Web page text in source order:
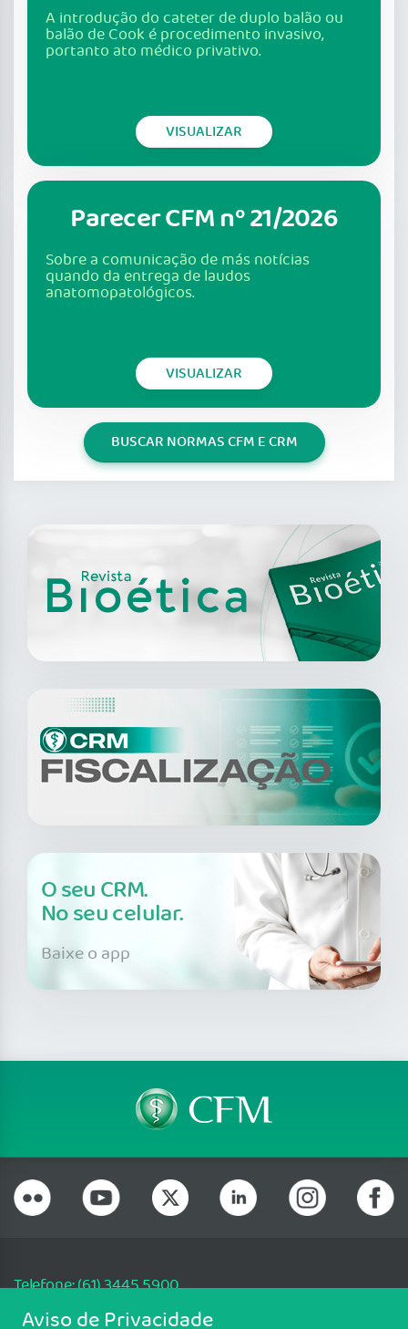
A introdução do cateter de duplo balão ou
balão de Cook é procedimento invasivo,
portanto ato médico privativo.
VISUALIZAR
Parecer CFM nº 21/2026
Sobre a comunicação de más notícias
quando da entrega de laudos
anatomopatológicos.
VISUALIZAR
BUSCAR NORMAS CFM E CRM
O seu CRM.
No seu celular.
Baixe o app
Telefone: (61) 3445 5900
Email: cfm@portalmedico.org.br
Aviso de Privacidade